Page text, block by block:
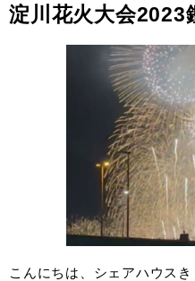
淀川花火大会2023
こんにちは、シェアハウスき